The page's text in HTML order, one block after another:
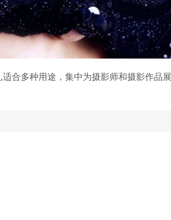
,适合多种用途，集中为摄影师和摄影作品